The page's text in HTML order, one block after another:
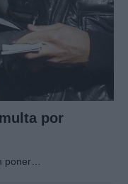
por
poner…